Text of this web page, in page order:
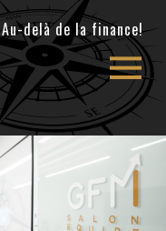
Au-delà de la finance!